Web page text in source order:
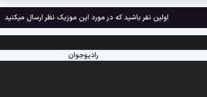
اولین نفر باشید که در مورد این موزیک نظر ارسال میکنید
رادیوجوان